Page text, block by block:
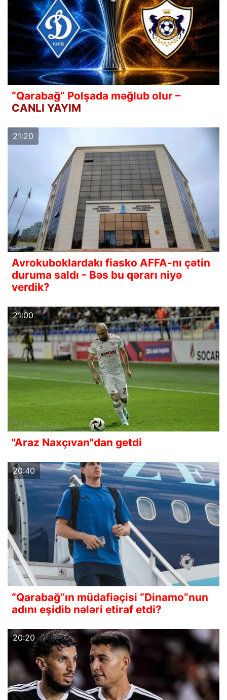
“Qarabağ” Polşada məğlub olur –
CANLI YAYIM
21:20
Avrokuboklardakı fiasko AFFA-nı çətin
duruma saldı - Bəs bu qərarı niyə
verdik?
21:00
"Araz Naxçıvan"dan getdi
20:40
“Qarabağ”ın müdafiəçisi “Dinamo”nun
adını eşidib nələri etiraf etdi?
20:20